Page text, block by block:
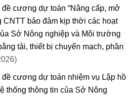
đề cương dự toán “Nâng cấp, mở
CNTT bảo đảm kịp thời các hoạt
Sở Nông nghiệp và Môi trường
tải, thiết bị chuyển mạch, phần
đề cương dự toán nhiệm vụ Lập hồ
thống thông tin của Sở Nông